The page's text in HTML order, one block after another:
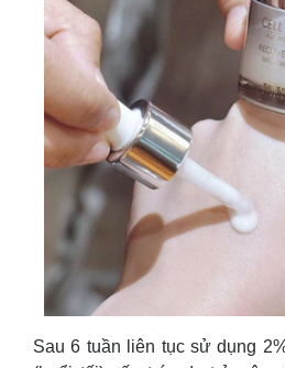
Sau 6 tuần liên tục sử dụng